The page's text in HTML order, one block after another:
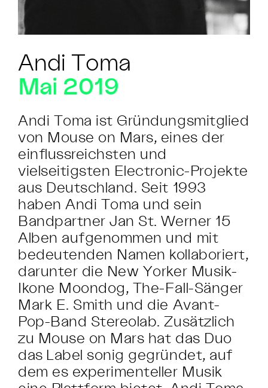
Andi Toma
Mai 2019
Andi Toma ist Gründungsmitglied
von Mouse on Mars, eines der
einflussreichsten und
vielseitigsten Electronic-Projekte
aus Deutschland. Seit 1993
haben Andi Toma und sein
Bandpartner Jan St. Werner 15
Alben aufgenommen und mit
bedeutenden Namen kollaboriert,
darunter die New Yorker Musik-
Ikone Moondog, The-Fall-Sänger
Mark E. Smith und die Avant-
Pop-Band Stereolab. Zusätzlich
zu Mouse on Mars hat das Duo
das Label sonig gegründet, auf
dem es experimenteller Musik